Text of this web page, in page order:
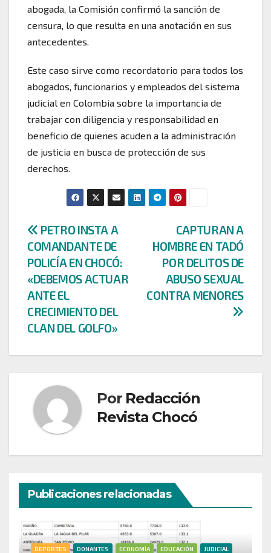
abogada, la Comisión confirmó la sanción de
censura, lo que resulta en una anotación en sus
antecedentes.
Este caso sirve como recordatorio para todos los
abogados, funcionarios y empleados del sistema
judicial en Colombia sobre la importancia de
trabajar con diligencia y responsabilidad en
beneficio de quienes acuden a la administración
de justicia en busca de protección de sus
derechos.
Navegación
de
entradas
CAPTURAN A
HOMBRE EN TADÓ
POR DELITOS DE
ABUSO SEXUAL
CONTRA MENORES
PETRO INSTA A
COMANDANTE DE
POLICÍA EN CHOCÓ:
«DEBEMOS ACTUAR
ANTE EL
CRECIMIENTO DEL
CLAN DEL GOLFO»
Por Redacción
Revista Chocó
Publicaciones relacionadas
DEPORTES DONANTES ECONOMÍA EDUCACIÓN JUDICIAL